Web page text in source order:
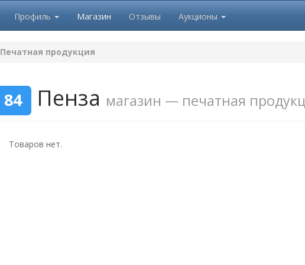
Профиль Магазин Отзывы Аукционы
Печатная продукция
84 Пенза магазин — печатная
Товаров нет.